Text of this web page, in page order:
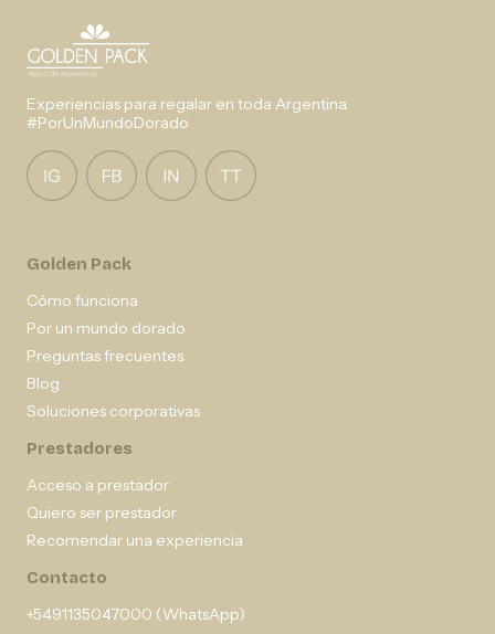
Experiencias para regalar en toda Argentina.
#PorUnMundoDorado
Golden Pack
Cómo funciona
Por un mundo dorado
Preguntas frecuentes
Blog
Soluciones corporativas
Prestadores
Acceso a prestador
Quiero ser prestador
Recomendar una experiencia
Contacto
+5491135047000 (WhatsApp)